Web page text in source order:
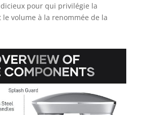
pour qui privilégie la
volume à la renommée de la